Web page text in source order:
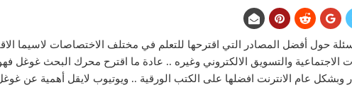
حول أفضل المصادر التي اقترحها للتعلم في مختلف الاختصاصات لاسيما
الاجتماعية والتسويق الالكتروني وغيره .. عادة ما اقترح محرك البحث غوغل
عام الانترنت افضلها على الكتب الورقية .. ويوتيوب لايقل أهمية عن